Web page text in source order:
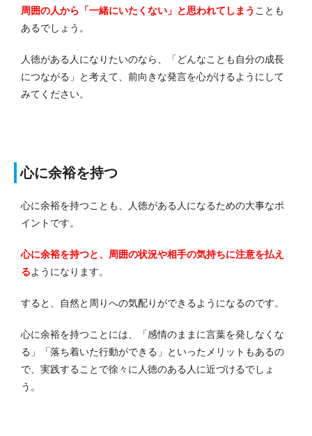
周囲の人から「一緒にいたくない」と思われてしまう ことも
あるでしょう。
人徳がある人になりたいのなら、「どんなことも自分の成長
につながる」と考えて、前向きな発言を心がけるようにして
みてください。
心に余裕を持つ
心に余裕を持つことも、人徳がある人になるための大事なポ
イントです。
心に余裕を持つと、周囲の状況や相手の気持ちに注意を払え
るようになります。
すると、自然と周りへの気配りができるようになるのです。
心に余裕を持つことには、「感情のままに言葉を発しなくな
る」「落ち着いた行動ができる」といったメリットもあるの
で、実践することで徐々に人徳のある人に近づけるでしょ
う。